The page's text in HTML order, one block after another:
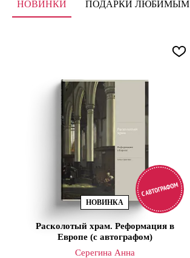
НОВИНКИ ПОДАРКИ ЛЮБИМЫМ
НОВИНКА
Расколотый храм. Реформация в
Европе (с автографом)
Серегина Анна